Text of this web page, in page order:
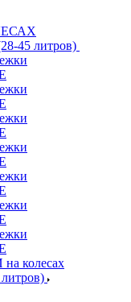
45 литров)
колесах